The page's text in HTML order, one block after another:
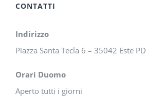
CONTATTI
Indirizzo
Piazza Santa Tecla 6 – 35042 Este PD
Orari Duomo
Aperto tutti i giorni